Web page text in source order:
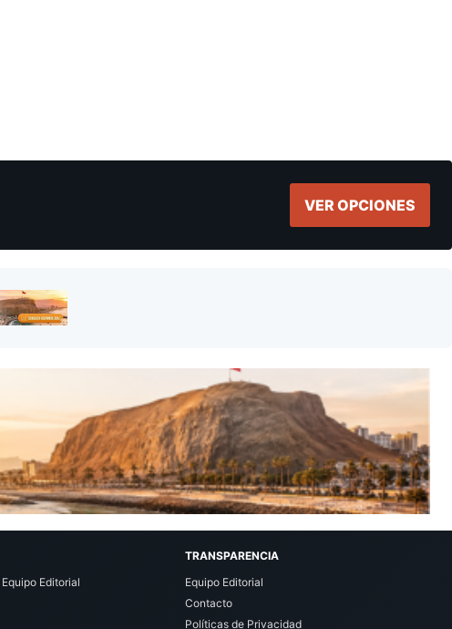
VER OPCIONES
Editorial
TRANSPARENCIA
Equipo Editorial
Contacto
Políticas de Privacidad